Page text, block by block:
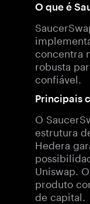
O que é
concentra
robusta
confiável.
Principais
O
estrutura
Hedera
Uniswap.
produto
de capital.